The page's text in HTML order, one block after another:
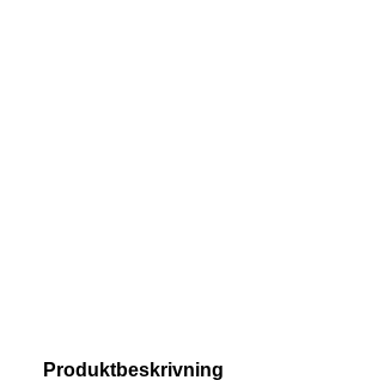
Produktbeskrivning